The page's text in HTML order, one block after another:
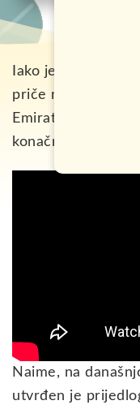
Iako je u
priče na tu temu,
Emirate, za
konačno su ukinute!
Naime, na
utvrđen je